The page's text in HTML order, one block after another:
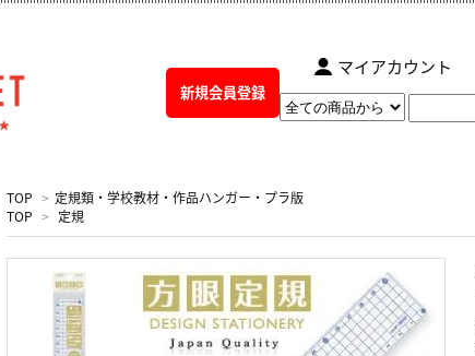
マイアカウント
新規会員登録
TOP > 定規類・学校教材・作品ハンガー・プラ版
TOP > 定規